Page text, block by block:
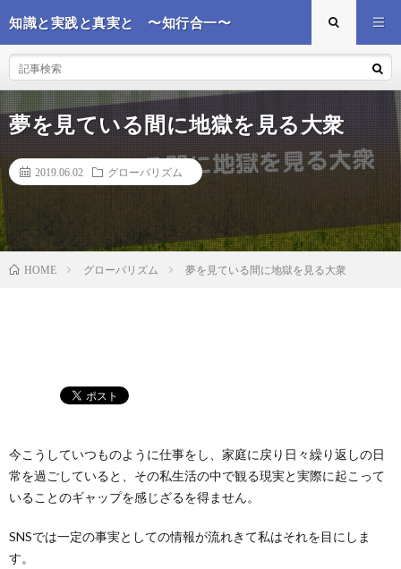
知識と実践と真実と 〜知行合一〜
夢を見ている間に地獄を見る大衆
2019.06.02 グローバリズム
HOME グローバリズム 夢を見ている間に地獄を見る大衆
今こうしていつものように仕事をし、家庭に戻り日々繰り返しの日
常を過ごしていると、その私生活の中で観る現実と実際に起こって
いることのギャップを感じざるを得ません。
SNSでは一定の事実としての情報が流れきて私はそれを目にしま
す。